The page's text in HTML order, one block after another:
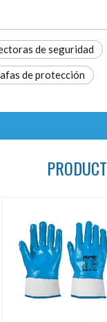
de seguridad
de protección